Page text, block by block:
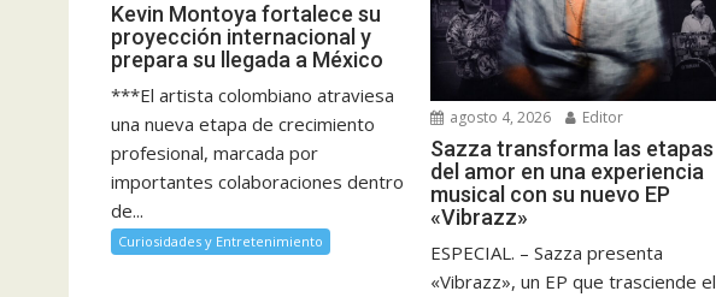
Kevin Montoya fortalece su
proyección internacional y
prepara su llegada a México
***El artista colombiano atraviesa
una nueva etapa de crecimiento
profesional, marcada por
importantes colaboraciones dentro
de...
Curiosidades y Entretenimiento
agosto 4, 2026 Editor
Sazza transforma las etapas
del amor en una experiencia
musical con su nuevo EP
«Vibrazz»
ESPECIAL. – Sazza presenta
«Vibrazz», un EP que trasciende el